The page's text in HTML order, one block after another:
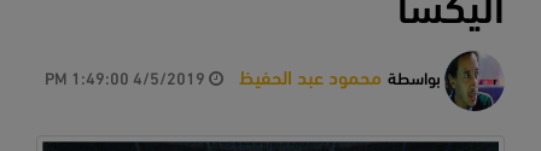
بواسطة محمود عبد الحفيظ